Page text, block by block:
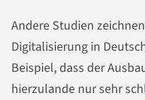
Andere Studien
Digitalisierung in
Beispiel, dass der
hierzulande nur sehr